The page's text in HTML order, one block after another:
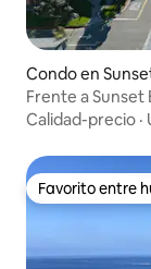
Condo en
Frente a Sunset
Calidad-precio ·
Favorito entre
Favorito entre